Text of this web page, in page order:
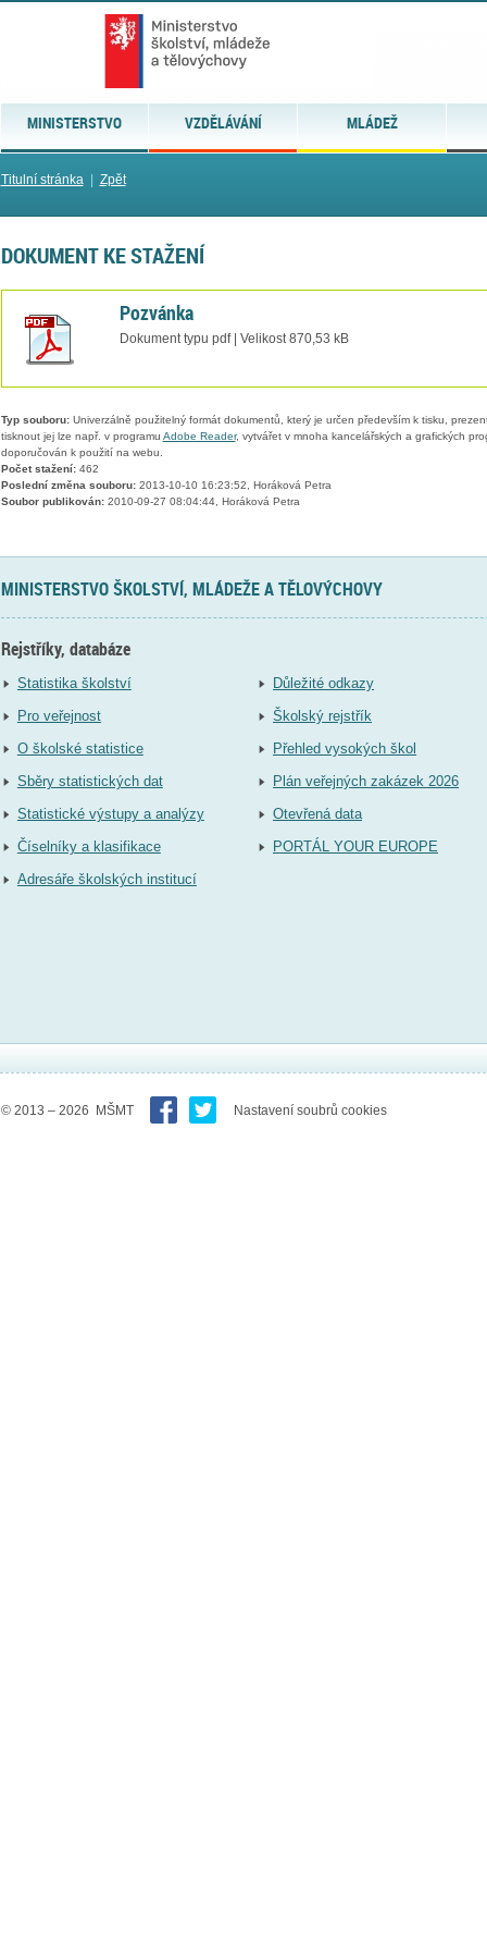
MINISTERSTVO VZDĚLÁVÁNÍ MLÁDEŽ
Titulní stránka| Zpět
DOKUMENT KE STAŽENÍ
Pozvánka
Dokument typu pdf | Velikost 870,53 kB
Typ souboru:Univerzálně použitelný formát dokumentů, který je určen především k tisku,
tisknout jej lze např. v programu Adobe Reader, vytvářet v mnoha kancelářských a grafických
doporučován k použití na webu.
Počet stažení:462
Poslední změna souboru:2013-10-10 16:23:52, Horáková Petra
Soubor publikován:2010-09-27 08:04:44, Horáková Petra
MINISTERSTVO ŠKOLSTVÍ, MLÁDEŽE A TĚLOVÝCHOVY
Rejstříky, databáze
Statistika školství
Pro veřejnost
O školské statistice
Sběry statistických dat
Statistické výstupy a analýzy
Číselníky a klasifikace
Adresáře školských institucí
Důležité odkazy
Školský rejstřík
Přehled vysokých škol
Plán veřejných zakázek 2026
Otevřená data
PORTÁL YOUR EUROPE
© 2013 – 2026 MŠMT Nastavení soubrů cookies